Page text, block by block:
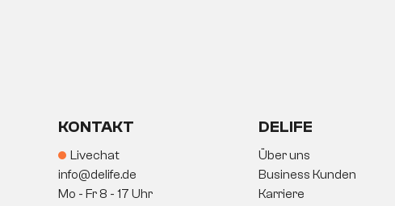
KONTAKT
Livechat
info@delife.de
Mo - Fr 8 - 17 Uhr
DELIFE
Über uns
Business Kunden
Karriere